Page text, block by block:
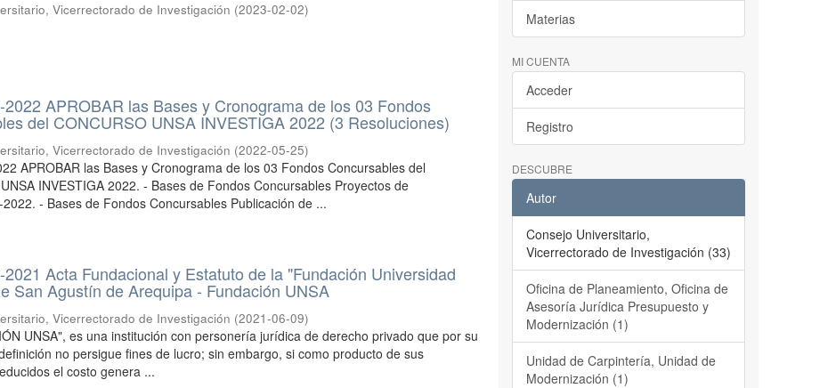
Vicerrectorado de Investigación (2023-02-02)
2022 APROBAR las Bases y Cronograma de los 03 Fondos
del CONCURSO UNSA INVESTIGA 2022 (3 Resoluciones)
Vicerrectorado de Investigación (2022-05-25)
APROBAR las Bases y Cronograma de los 03 Fondos Concursables del
INVESTIGA 2022. - Bases de Fondos Concursables Proyectos de
- Bases de Fondos Concursables Publicación de ...
Acta Fundacional y Estatuto de la "Fundación Universidad
San Agustín de Arequipa - Fundación UNSA
Vicerrectorado de Investigación (2021-06-09)
UNSA", es una institución con personería jurídica de derecho privado que por su
no persigue fines de lucro; sin embargo, si como producto de sus
el costo genera ...
Materias
MI CUENTA
Acceder
Registro
DESCUBRE
Autor
Consejo Universitario,
Vicerrectorado de Investigación (33)
Oficina de Planeamiento, Oficina de
Asesoría Jurídica Presupuesto y
Modernización (1)
Unidad de Carpintería, Unidad de
Modernización (1)